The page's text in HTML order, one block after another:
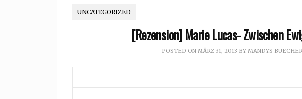
UNCATEGORIZED
[Rezension] Marie Lucas- Zwischen
POSTED ON MÄRZ 31, 2013 BY MANDYS